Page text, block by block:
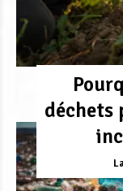
déchets